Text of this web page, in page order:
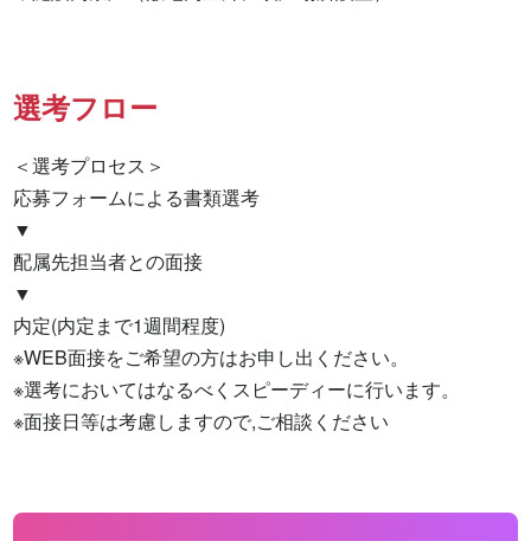
選考フロー
＜選考プロセス＞
応募フォームによる書類選考
▼
配属先担当者との面接
▼
内定(内定まで1週間程度)
※WEB面接をご希望の方はお申し出ください。
※選考においてはなるべくスピーディーに行います。
※面接日等は考慮しますので,ご相談ください